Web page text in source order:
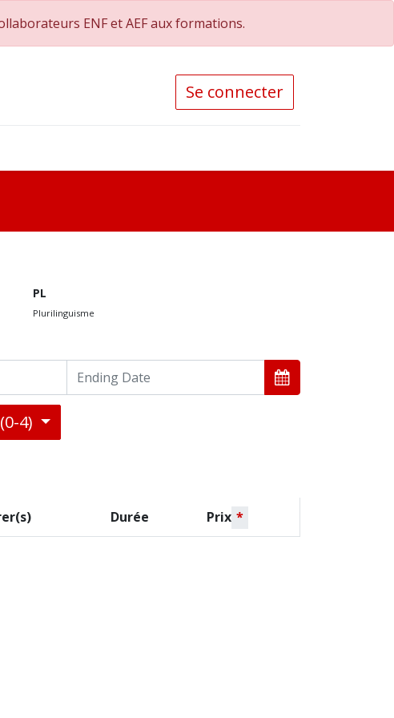
ENF et AEF aux formations.
Se connecter
PL
Plurilinguisme
4)
Durée Prix *